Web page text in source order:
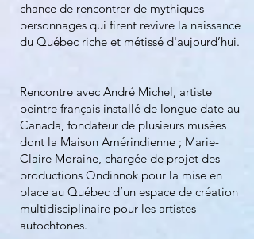
chance de rencontrer de mythiques
personnages qui firent revivre la naissance
du Québec riche et métissé d'aujourd’hui.
Rencontre avec André Michel, artiste
peintre français installé de longue date au
Canada, fondateur de plusieurs musées
dont la Maison Amérindienne ; Marie-
Claire Moraine, chargée de projet des
productions Ondinnok pour la mise en
place au Québec d’un espace de création
multidisciplinaire pour les artistes
autochtones.